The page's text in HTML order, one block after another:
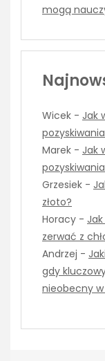
mogą
Wicek - Jak
Marek - Jak
Grzesiek -
złoto?
Horacy -
zerwać z
Andrzej -
gdy
nieobecny